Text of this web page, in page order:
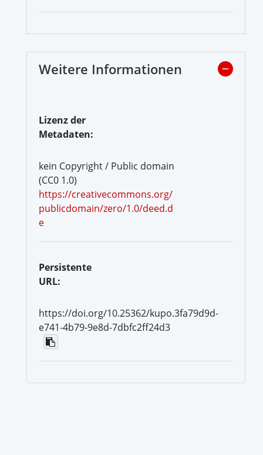
Weitere Informationen
Lizenz der
Metadaten:
kein Copyright / Public domain
(CC0 1.0)
https://creativecommons.org/
publicdomain/zero/1.0/deed.d
e
Persistente
URL:
https://doi.org/10.25362/kupo.3fa79d9d-
e741-4b79-9e8d-7dbfc2ff24d3